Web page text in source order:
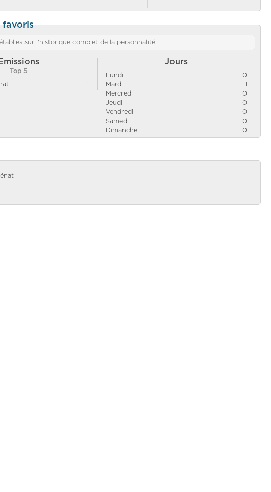
favoris
sur l'historique complet de la personnalité.
Emissions
Top 5
1
Jours
Lundi
0
Mardi
1
Mercredi
0
Jeudi
0
Vendredi
0
Samedi
0
Dimanche
0